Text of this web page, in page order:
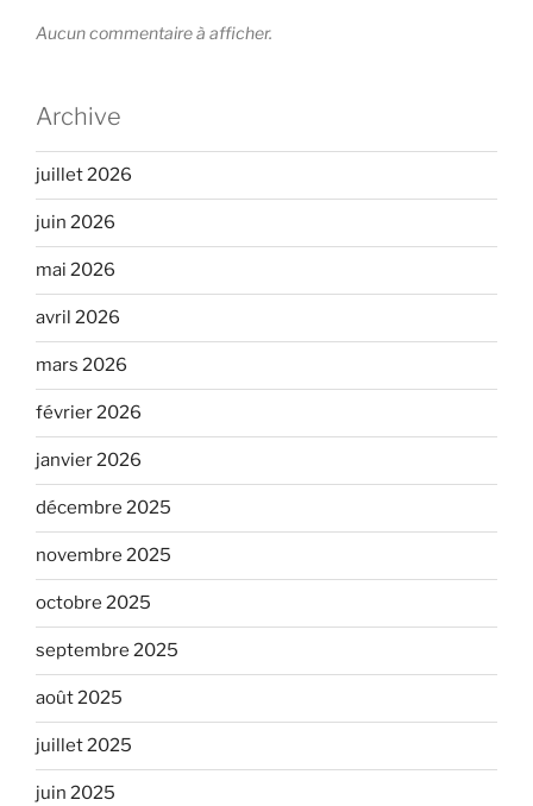
Aucun commentaire à afficher.
Archive
juillet 2026
juin 2026
mai 2026
avril 2026
mars 2026
février 2026
janvier 2026
décembre 2025
novembre 2025
octobre 2025
septembre 2025
août 2025
juillet 2025
juin 2025